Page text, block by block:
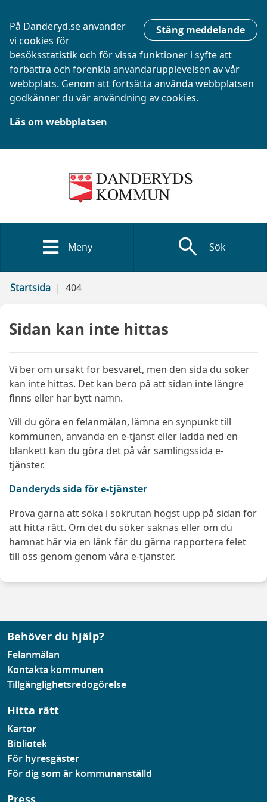
Stäng meddelande
På Danderyd.se använder
vi cookies för
besöksstatistik och för vissa funktioner i syfte att
förbättra och förenkla användarupplevelsen av vår
webbplats. Genom att fortsätta använda webbplatsen
godkänner du vår användning av cookies.
Läs om webbplatsen
Meny search Sök
Startsida 404
Sidan kan inte hittas
Vi ber om ursäkt för besväret, men den sida du söker
kan inte hittas. Det kan bero på att sidan inte längre
finns eller har bytt namn.
Vill du göra en felanmälan, lämna en synpunkt till
kommunen, använda en e-tjänst eller ladda ned en
blankett kan du göra det på vår samlingssida e-
tjänster.
Danderyds sida för e-tjänster
Pröva gärna att söka i sökrutan högst upp på sidan för
att hitta rätt. Om det du söker saknas eller om du
hamnat här via en länk får du gärna rapportera felet
till oss genom genom våra e-tjänster.
Behöver du hjälp?
Felanmälan
Kontakta kommunen
Tillgänglighetsredogörelse
Hitta rätt
Kartor
Bibliotek
För hyresgäster
För dig som är kommunanställd
Press